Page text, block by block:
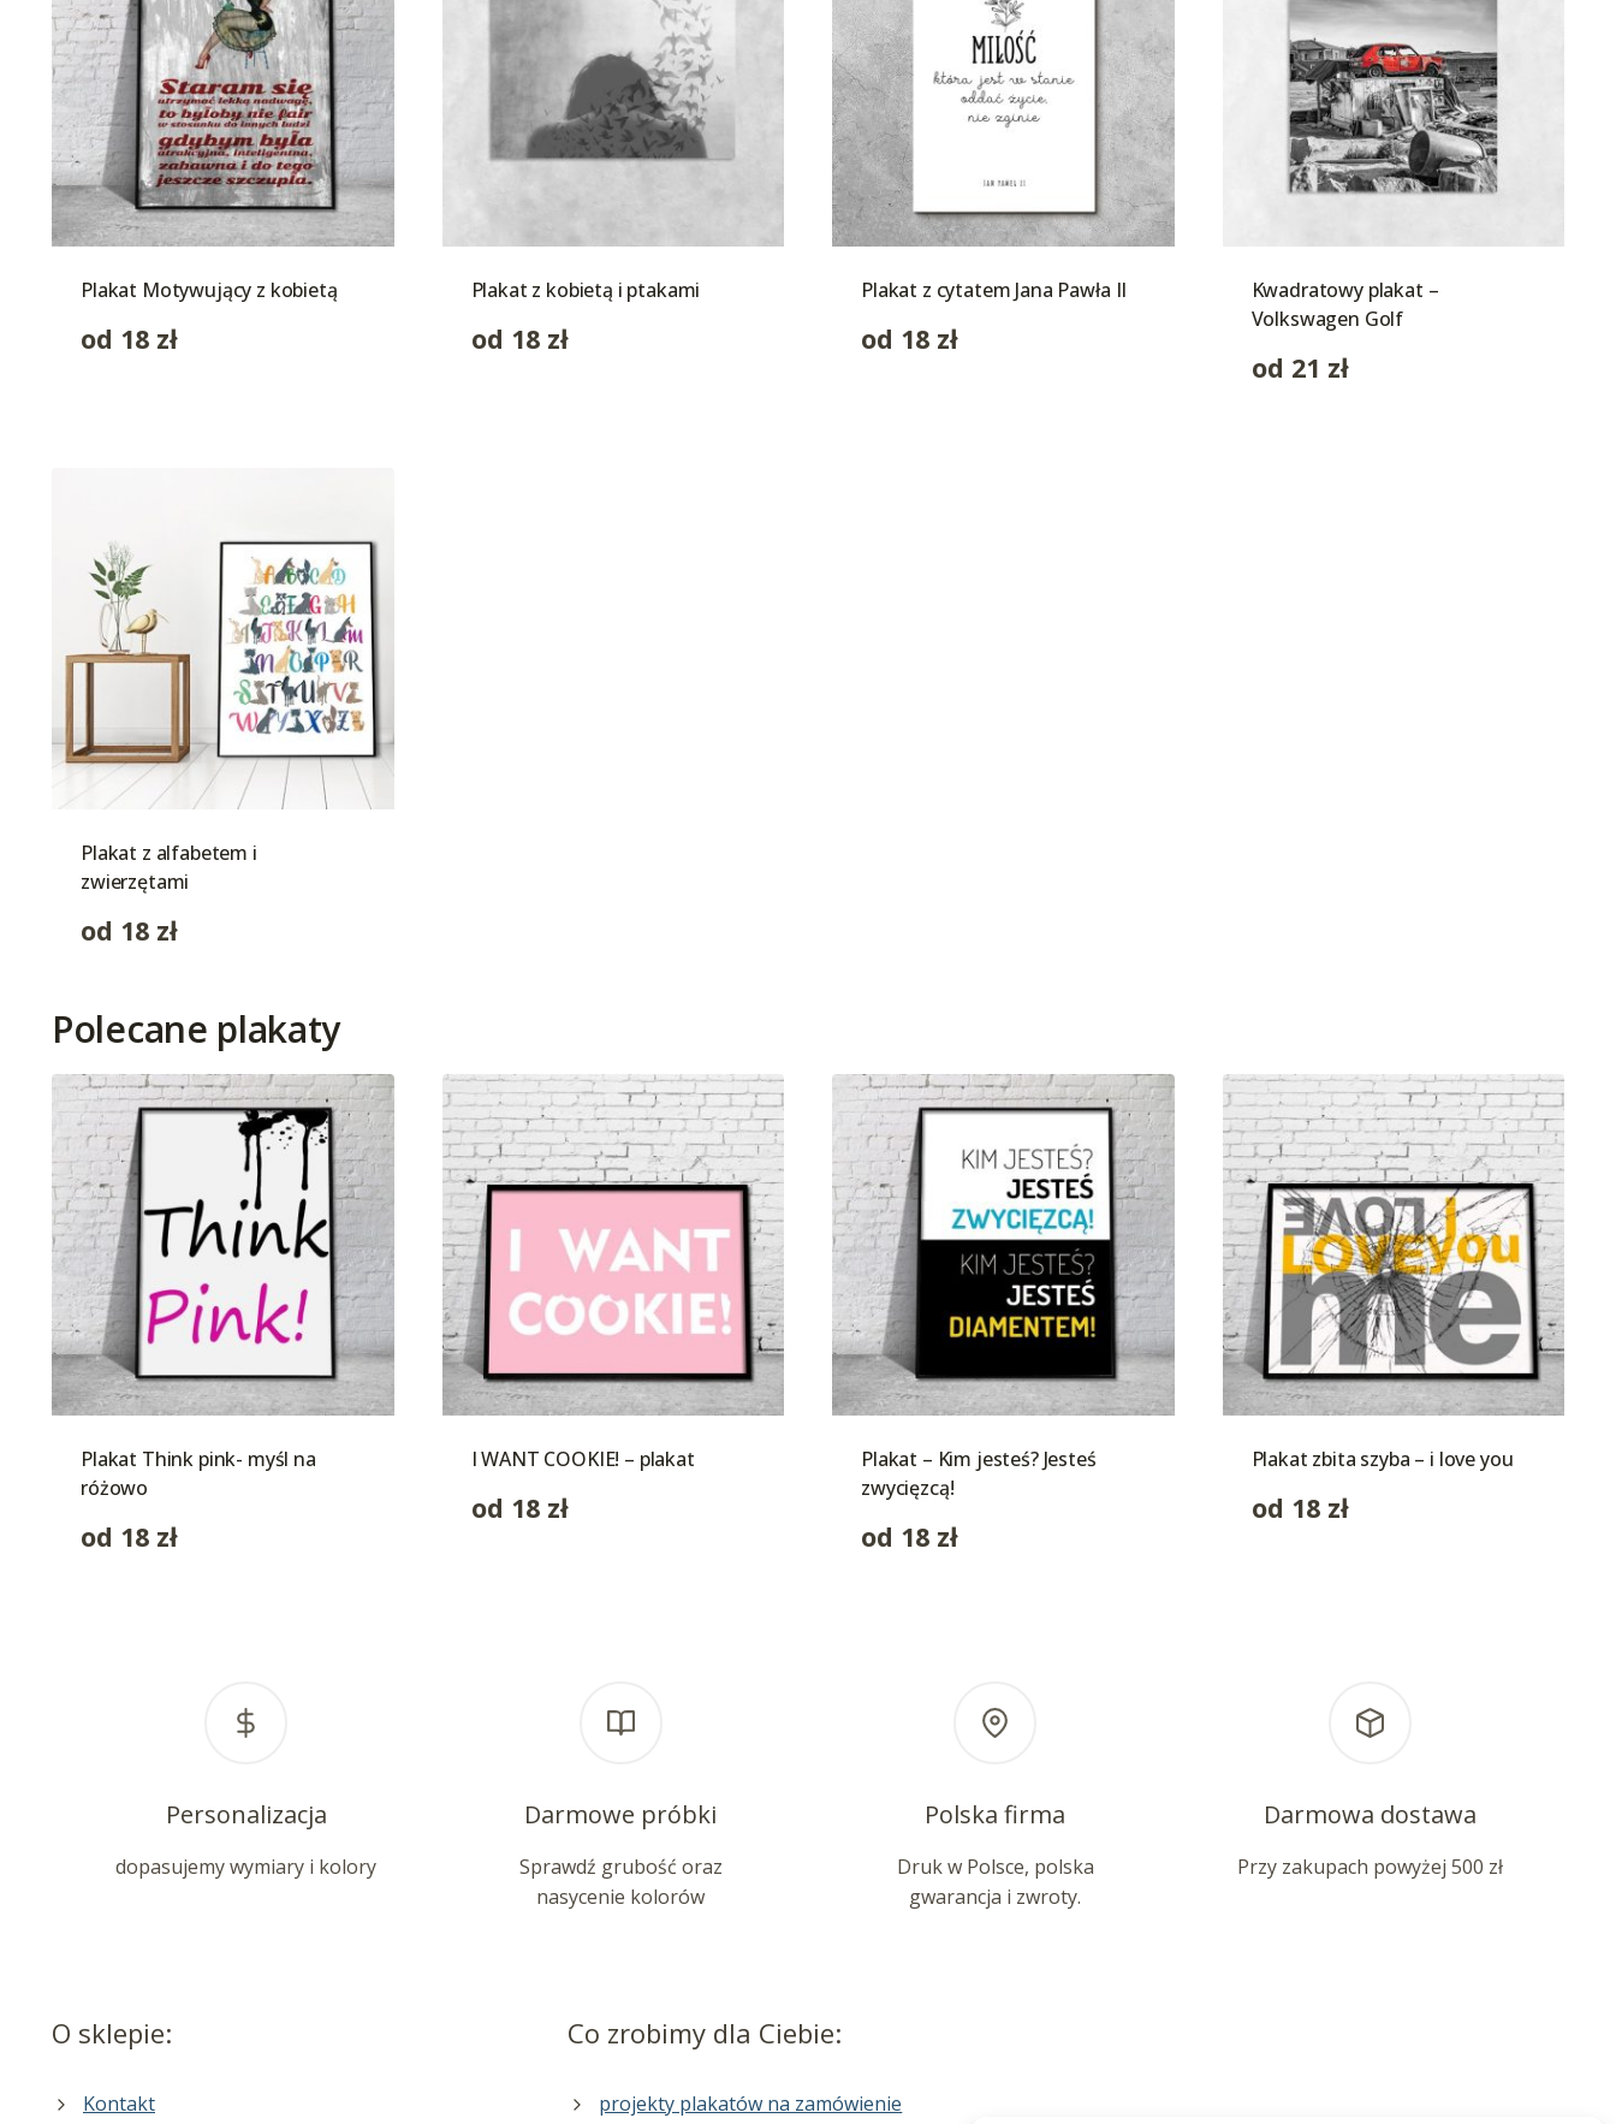
Plakat Motywujący z kobietą
od 18 zł
Plakat z kobietą i ptakami
od 18 zł
Plakat z cytatem Jana Pawła II
od 18 zł
Kwadratowy plakat –
Volkswagen Golf
od 21 zł
Plakat z alfabetem i
zwierzętami
od 18 zł
Polecane plakaty
Plakat Think pink- myśl na
różowo
od 18 zł
I WANT COOKIE! – plakat
od 18 zł
Plakat – Kim jesteś? Jesteś
zwycięzcą!
od 18 zł
Plakat zbita szyba – i love you
od 18 zł
Personalizacja
dopasujemy wymiary i kolory
Darmowe próbki
Sprawdź grubość oraz
nasycenie kolorów
Polska firma
Druk w Polsce, polska
gwarancja i zwroty.
Darmowa dostawa
Przy zakupach powyżej 500 zł
O sklepie:
Kontakt
Co zrobimy dla Ciebie:
projekty plakatów na zamówienie